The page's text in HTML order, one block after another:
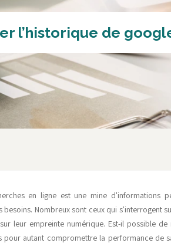
l’historique de
en ligne est une mine d'informations
Nombreux sont ceux qui s'interrogent
leur empreinte numérique. Est-il possible
pour autant compromettre la performance de